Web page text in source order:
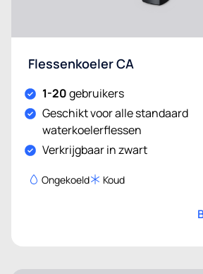
Flessenkoeler CA
1-20gebruikers
Geschikt voor alle standaard
waterkoelerflessen
Verkrijgbaar in zwart
Ongekoeld Koud